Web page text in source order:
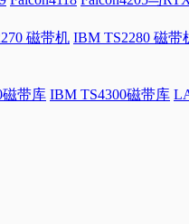
磁带机 IBM TS2280 磁带
磁带库 IBM TS4300磁带库